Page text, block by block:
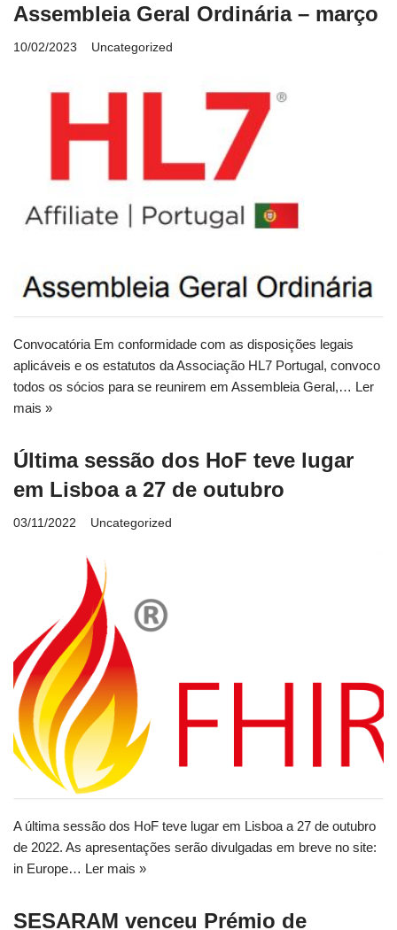
Assembleia Geral Ordinária – março
10/02/2023 Uncategorized
Convocatória Em conformidade com as disposições legais
aplicáveis e os estatutos da Associação HL7 Portugal, convoco
todos os sócios para se reunirem em Assembleia Geral,… Ler
mais »
Última sessão dos HoF teve lugar
em Lisboa a 27 de outubro
03/11/2022 Uncategorized
A última sessão dos HoF teve lugar em Lisboa a 27 de outubro
de 2022. As apresentações serão divulgadas em breve no site:
in Europe… Ler mais »
SESARAM venceu Prémio de